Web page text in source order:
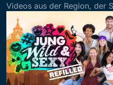
Videos aus der Region, der